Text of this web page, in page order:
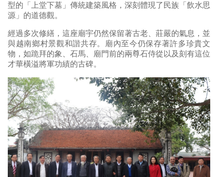
型的「上堂下墓」傳統建築風格，深刻體現了民族「飲水思
源」的道德觀。
經過多次修繕，這座廟宇仍然保留著古老、莊嚴的氣息，並
與越南鄉村景觀和諧共存。廟內至今仍保存著許多珍貴文
物，如跪拜的象、石馬、廟門前的兩尊石侍從以及刻有這位
才華橫溢將軍功績的古碑。